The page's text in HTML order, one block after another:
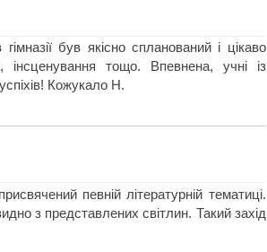
був якісно спланований і цікаво
інсценування тощо. Впевнена, учні із
Кожукало Н.
певній літературній тематиці.
з представлених світлин. Такий захід